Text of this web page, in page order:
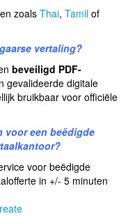
zoals Thai, Tamil of
vertaling?
beveiligd PDF-
gevalideerde digitale
bruikbaar voor officiële
voor een beëdigde
voor beëdigde
in +/- 5 minuten